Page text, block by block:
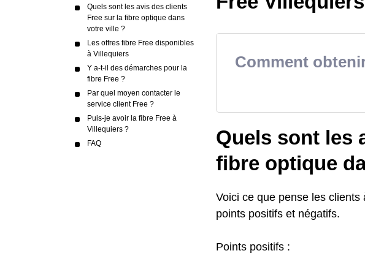
Quels sont les avis des clients
Free sur la fibre optique dans
votre ville ?
Les offres fibre Free disponibles
à Villequiers
Y a-t-il des démarches pour la
fibre Free ?
Par quel moyen contacter le
service client Free ?
Puis-je avoir la fibre Free à
Villequiers ?
FAQ
Comment
Quels sont les
fibre optique
Voici ce que pense les
points positifs et négatifs.
Points positifs :